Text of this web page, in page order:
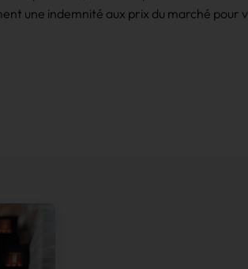
une indemnité aux prix du marché pour